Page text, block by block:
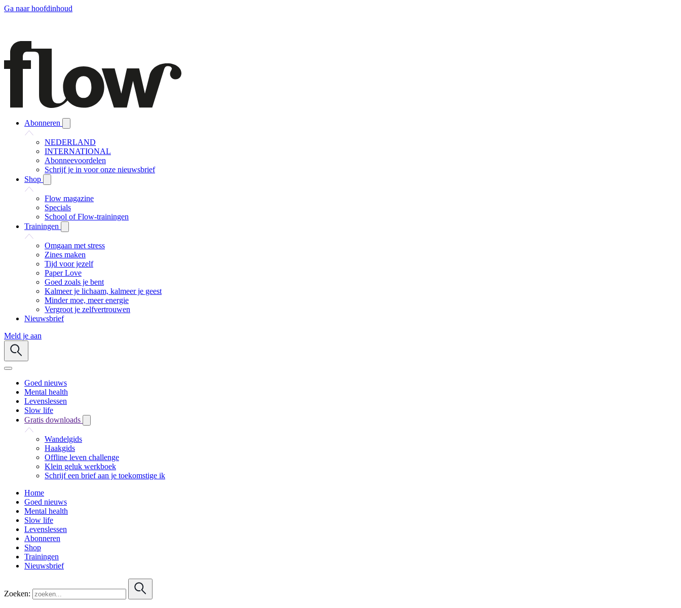
Ga naar hoofdinhoud
Abonneren
NEDERLAND
INTERNATIONAL
Abonneevoordelen
Schrijf je in voor onze nieuwsbrief
Shop
Flow magazine
Specials
School of Flow-trainingen
Trainingen
Omgaan met stress
Zines maken
Tijd voor jezelf
Paper Love
Goed zoals je bent
Kalmeer je lichaam, kalmeer je geest
Minder moe, meer energie
Vergroot je zelfvertrouwen
Nieuwsbrief
Meld je aan
Goed nieuws
Mental health
Levenslessen
Slow life
Gratis downloads
Wandelgids
Haakgids
Offline leven challenge
Klein geluk werkboek
Schrijf een brief aan je toekomstige ik
Home
Goed nieuws
Mental health
Slow life
Levenslessen
Abonneren
Shop
Trainingen
Nieuwsbrief
Zoeken: